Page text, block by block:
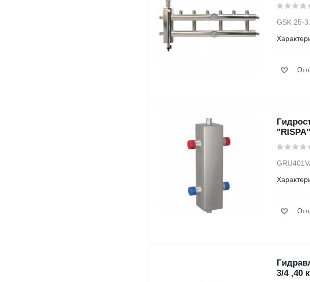
GSK 25-
"RISPA"
3/4 ,40